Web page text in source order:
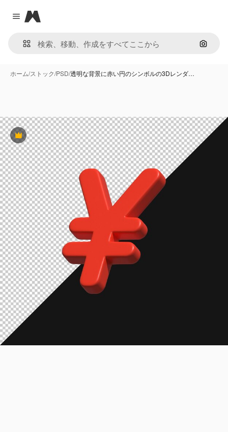
Close menu
Magnific
画像で
ホーム/ストック/PSD/透明な背景に赤い円のシンボルの3Dレンダ…
Premium